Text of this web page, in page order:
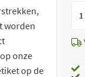
worden
onze
op de